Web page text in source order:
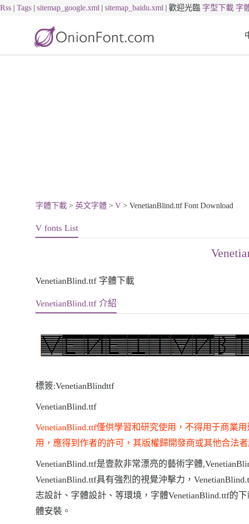
Rss | Tags | sitemap_google.xml | sitemap_baidu.xml | 歡迎光臨 字型下載 字
字體下載 > 英文字體 > V > VenetianBlind.ttf Font Download
V fonts List
VenetianBlind.ttf 字體下載
VenetianBlind.ttf 介紹
標簽:VenetianBlindttf
VenetianBlind.ttf
VenetianBlind.ttf僅供學習和研究使用，不得用于商業
用，應得到作者的許可，其版權歸開發商或其他合法者
VenetianBlind.ttf是壹款非常漂亮的藝術字體
VenetianBlind.ttf具有強烈的視覺沖擊力，
志設計、字體設計、等環境，字體VenetianBlind.ttf的
體安裝。